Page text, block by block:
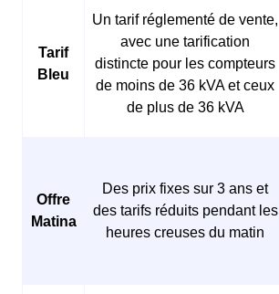
Tarif
Bleu
Un tarif réglementé de vente,
avec une tarification
distincte pour les compteurs
de moins de 36 kVA et ceux
de plus de 36 kVA
Offre
Matina
Des prix fixes sur 3 ans et
des tarifs réduits pendant les
heures creuses du matin